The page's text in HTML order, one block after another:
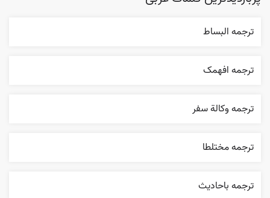
ترجمه البساط
ترجمه افهمک
ترجمه وکالة سفر
ترجمه مختلطا
ترجمه باحاديث